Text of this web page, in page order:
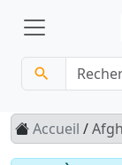
Accueil /